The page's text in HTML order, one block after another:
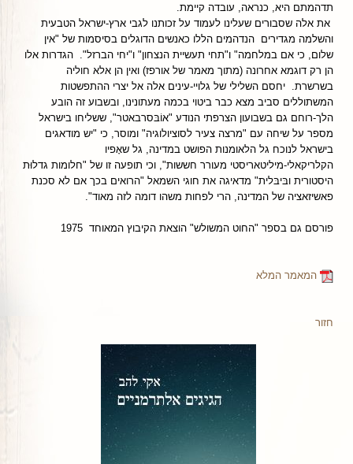
תדהמתם היא, כנראה, עובדה קיימת.
את אלה שסבורים שעלינו לעמוד על זכותנו לגבי ארץ-ישראל הטבעית
והשלמה מגדירים הנדהמים הללו כאנשים הדוגלים בסיסמות של "אין
שלום, כי אם במלחמה" ו"תחי תעשיית הנצחון" ו"יחי הברזל". הגדרות אלו
הן רק דוגמא אחרונה (מתוך מאמר של אורפז) ואין הן אלא חוליה
בשרשרת. יחסם השלילי של גלויי-עינים אלה אל יצרי ההתפשטות
המשתוללים סביב מצא כבר ביטוי בכמה מעתונינו, ובשבוע זה הובע
הלך-רוחם גם בשבועון הצרפתי הנודע "אוֹבּסרבאטר", ששליחו בישראל
מספר על שיחה עם "מרצה צעיר לסוציולוגיה" ומוסר, כי "יש מודאגים
בישראל לנוכח גל הלאומנות הפושט במדינה, גל שאָפיו
הקלריקאלי-מיליטאריסטי מעורר חששות", וכי תופעה זו של "חלומות גדלוּת
היסטורית ובּיבּלית" מדאיגה את חוגי השמאל "הרואים בכך אם לא סכנת
פאשיזאציה של המדינה, הרי לפחות משהו דומה לזה מאוד".
פורסם גם בספר "החוט המשולש" הוצאת הקיבוץ המאוחד 1975
המאמר המלא
חזור